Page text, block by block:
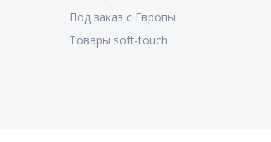
Под заказ с Европы
Товары soft-touch